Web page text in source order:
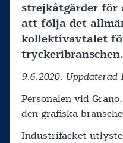
strejkåtgärder för
att följa det
kollektivavtalet
tryckeribranschen.
9.6.2020. Uppdaterad
Personalen vid
den grafiska
Industrifacket